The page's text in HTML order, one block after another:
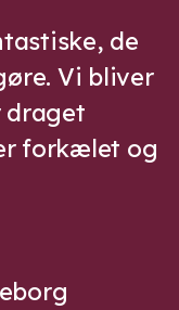
de
Vi bliver
draget
forkælet og